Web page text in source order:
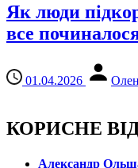
Як люди
все
01.04.2026
КОРИСНЕ
Александр